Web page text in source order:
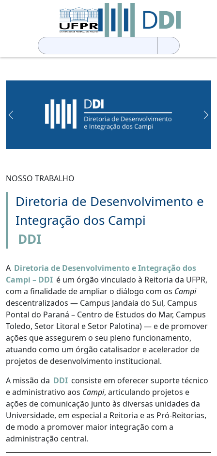
Pesquisar
por:
Previous
NOSSO TRABALHO
Diretoria de Desenvolvimento e
Integração dos Campi
DDI
A Diretoria de Desenvolvimento e Integração dos
Campi – DDI é um órgão vinculado à Reitoria da UFPR,
com a finalidade de ampliar o diálogo com os Campi
descentralizados — Campus Jandaia do Sul, Campus
Pontal do Paraná – Centro de Estudos do Mar, Campus
Toledo, Setor Litoral e Setor Palotina) — e de promover
ações que assegurem o seu pleno funcionamento,
atuando como um órgão catalisador e acelerador de
projetos de desenvolvimento institucional.
A missão da DDI consiste em oferecer suporte técnico
e administrativo aos Campi, articulando projetos e
ações de comunicação junto às diversas unidades da
Universidade, em especial a Reitoria e as Pró-Reitorias,
de modo a promover maior integração com a
administração central.